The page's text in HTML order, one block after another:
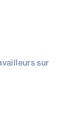
sur